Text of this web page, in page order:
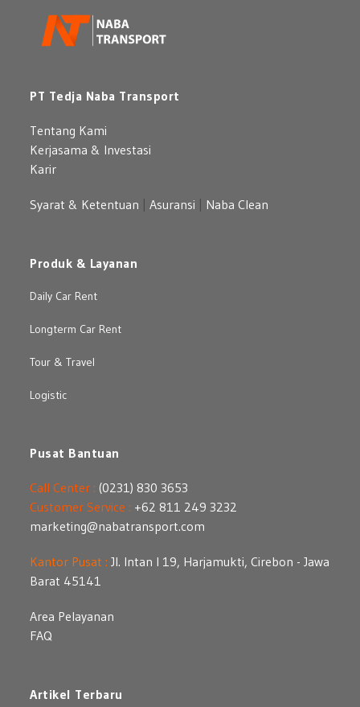
PT Tedja Naba Transport
Tentang Kami
Kerjasama & Investasi
Karir
Syarat & Ketentuan |Asuransi Naba Clean
Produk & Layanan
Daily Car Rent
Longterm Car Rent
Tour & Travel
Logistic
Pusat Bantuan
Call Center : (0231) 830 3653
Customer Service : +62 811 249 3232
marketing@nabatransport.com
Kantor Pusat : Jl. Intan I 19, Harjamukti, Cirebon - Jawa
Barat 45141
Area Pelayanan
FAQ
Artikel Terbaru